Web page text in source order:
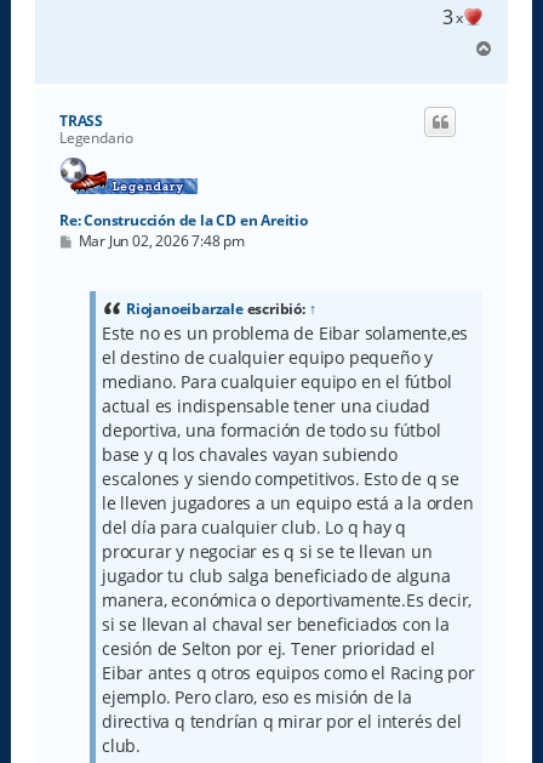
3x
r
TRASS
Legendario
Re: Construcción de la CD en Areitio
M
Mar Jun 02, 2026 7:48 pm
Riojanoeibarzaleescribió: ↑
Este no es un problema de Eibar solamente,es
el destino de cualquier equipo pequeño y
mediano. Para cualquier equipo en el fútbol
actual es indispensable tener una ciudad
deportiva, una formación de todo su fútbol
base y q los chavales vayan subiendo
escalones y siendo competitivos. Esto de q se
le lleven jugadores a un equipo está a la orden
del día para cualquier club. Lo q hay q
procurar y negociar es q si se te llevan un
jugador tu club salga beneficiado de alguna
manera, económica o deportivamente.Es decir,
si se llevan al chaval ser beneficiados con la
cesión de Selton por ej. Tener prioridad el
Eibar antes q otros equipos como el Racing por
ejemplo. Pero claro, eso es misión de la
directiva q tendrían q mirar por el interés del
club.